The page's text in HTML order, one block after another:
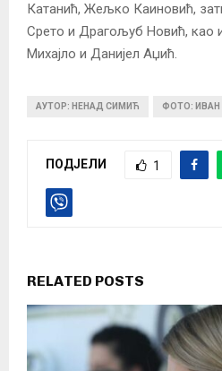
Катанић, Жељко Каиновић,
Срето и Драгољуб Новић, као
Михајло и Данијел Аџић.
АУТОР: НЕНАД СИМИЋ ФОТО:
ПОДЈЕЛИ 1
RELATED POSTS